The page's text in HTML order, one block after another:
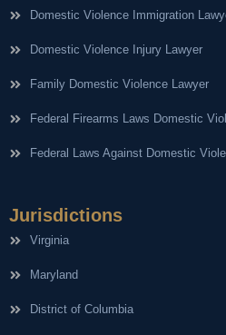
Domestic Violence Immigration
Domestic Violence Injury Lawyer
Family Domestic Violence Lawyer
Federal Firearms Laws Domestic
Federal Laws Against Domestic
Jurisdictions
Virginia
Maryland
District of Columbia